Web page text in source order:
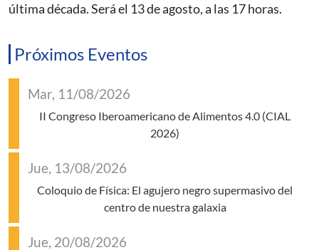
última década. Será el 13 de agosto, a las 17 horas.
Próximos Eventos
Mar, 11/08/2026
II Congreso Iberoamericano de Alimentos 4.0 (CIAL
2026)
Jue, 13/08/2026
Coloquio de Física: El agujero negro supermasivo del
centro de nuestra galaxia
Jue, 20/08/2026